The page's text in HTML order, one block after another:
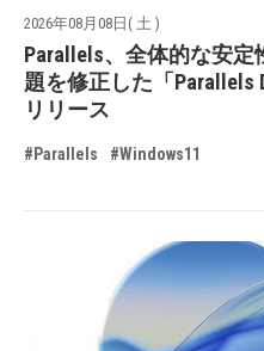
2026年08月08日( 土 )
Parallels、全体的な安
題を修正した「Parallels
リリース
#Parallels #Windows11